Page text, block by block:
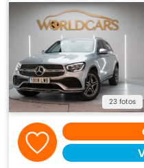
23 fotos